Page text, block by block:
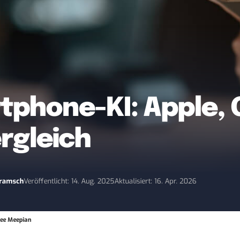
KI: Apple,
Veröffentlicht: 14. Aug. 2025Aktualisiert: 16. Apr. 2026
Meepian